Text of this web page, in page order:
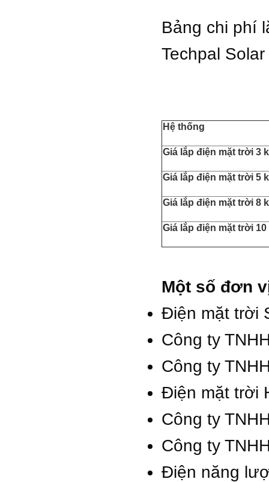
Bảng chi phí
Techpal
Hệ thống
Giá lắp điện mặt trời 3
Giá lắp điện mặt trời 5
Giá lắp điện mặt trời 8
Giá lắp điện mặt trời
Một số đơn
Điện mặt trời
Công ty
Công ty
Điện mặt trời
Công ty
Công ty
Điện năng